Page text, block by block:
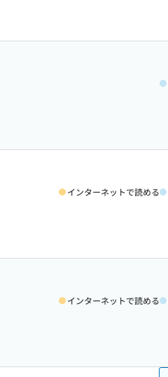
インターネットで読める
インターネットで読める